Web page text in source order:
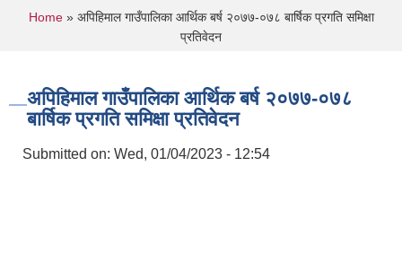
You are here
Home» अपिहिमाल गाउँपालिका आर्थिक बर्ष २०७७-०७८ बार्षिक प्रगति समिक्षा
प्रतिवेदन
अपिहिमाल गाउँपालिका आर्थिक बर्ष २०७७-०७८
बार्षिक प्रगति समिक्षा प्रतिवेदन
Submitted on: Wed, 01/04/2023 - 12:54